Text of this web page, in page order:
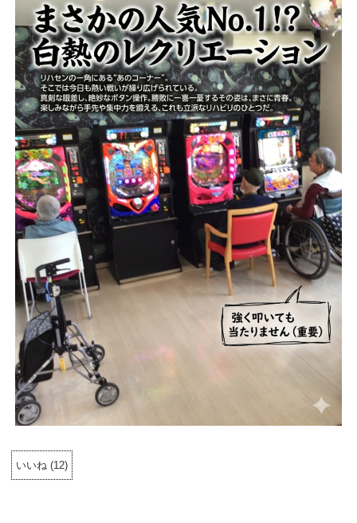
いいね (12)